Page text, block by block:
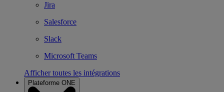
Jira
Salesforce
Slack
Microsoft Teams
Afficher toutes les intégrations
Plateforme ONE